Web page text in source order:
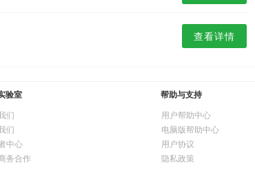
查看详情
验室
们
们
中心
务合作
帮助与支持
用户帮助中心
电脑版帮助中心
用户协议
隐私政策